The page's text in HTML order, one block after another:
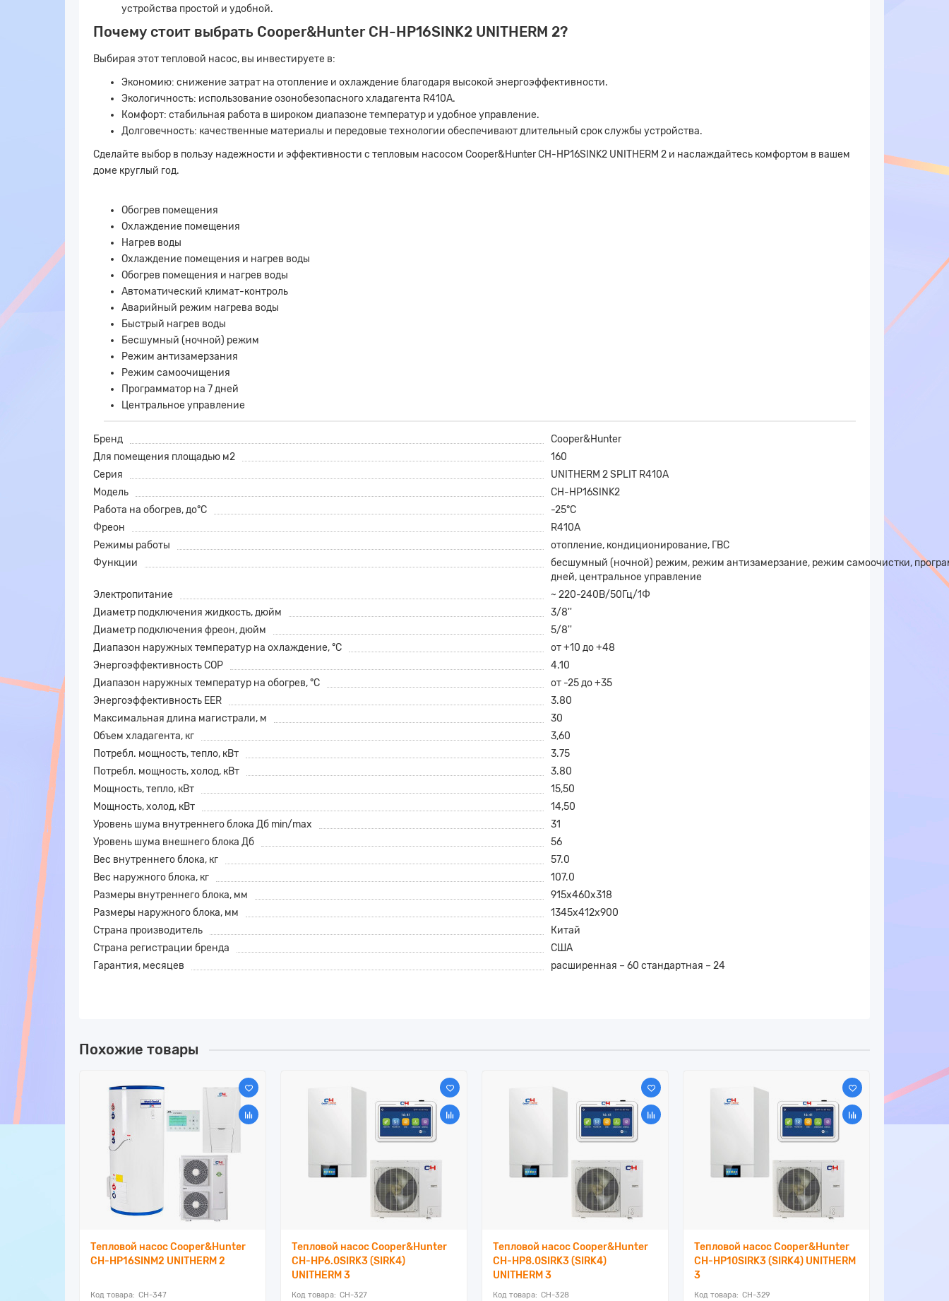
устройства простой и удобной.
Почему стоит выбрать Cooper&Hunter CH-HP16SINK2 UNITHERM 2?
Выбирая этот тепловой насос, вы инвестируете в:
Экономию: снижение затрат на отопление и охлаждение благодаря высокой энергоэффективности.
Экологичность: использование озонобезопасного хладагента R410A.
Комфорт: стабильная работа в широком диапазоне температур и удобное управление.
Долговечность: качественные материалы и передовые технологии обеспечивают длительный срок службы устройства.
Сделайте выбор в пользу надежности и эффективности с тепловым насосом Cooper&Hunter CH-HP16SINK2 UNITHERM 2 и наслаждайтесь комфортом в вашем
доме круглый год.
Обогрев помещения
Охлаждение помещения
Нагрев воды
Охлаждение помещения и нагрев воды
Обогрев помещения и нагрев воды
Автоматический климат-контроль
Аварийный режим нагрева воды
Быстрый нагрев воды
Бесшумный (ночной) режим
Режим антизамерзания
Режим самоочищения
Программатор на 7 дней
Центральное управление
Бренд
Cooper&Hunter
Для помещения площадью м2
160
Серия
UNITHERM 2 SPLIT R410A
Модель
CH-HP16SINK2
Работа на обогрев, до°С
-25°С
Фреон
R410A
Режимы работы
отопление, кондиционирование, ГВС
Функции
бесшумный (ночной) режим, режим антизамерзание, режим самоочистки,
дней, центральное управление
Электропитание
~ 220-240В/50Гц/1Ф
Диаметр подключения жидкость, дюйм
3/8''
Диаметр подключения фреон, дюйм
5/8''
Диапазон наружных температур на охлаждение, °С
от +10 до +48
Энергоэффективность COP
4.10
Диапазон наружных температур на обогрев, °С
от -25 до +35
Энергоэффективность EER
3.80
Максимальная длина магистрали, м
30
Объем хладагента, кг
3,60
Потребл. мощность, тепло, кВт
3.75
Потребл. мощность, холод, кВт
3.80
Мощность, тепло, кВт
15,50
Мощность, холод, кВт
14,50
Уровень шума внутреннего блока Дб min/max
31
Уровень шума внешнего блока Дб
56
Вес внутреннего блока, кг
57.0
Вес наружного блока, кг
107.0
Размеры внутреннего блока, мм
915х460х318
Размеры наружного блока, мм
1345х412х900
Страна производитель
Китай
Страна регистрации бренда
США
Гарантия, месяцев
расширенная – 60 стандартная – 24
Похожие товары
Тепловой насос Cooper&Hunter
CH-HP16SINM2 UNITHERM 2
CH-347
Тепловой насос Cooper&Hunter
CH-HP6.0SIRK3 (SIRK4)
UNITHERM 3
CH-327
Тепловой насос Cooper&Hunter
CH-HP8.0SIRK3 (SIRK4)
UNITHERM 3
CH-328
Тепловой насос Cooper&Hunter
CH-HP10SIRK3 (SIRK4) UNITHERM
3
CH-329